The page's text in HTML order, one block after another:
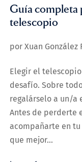
Guía completa
telescopio
por Xuan González
Elegir el
desafío. Sobre
regalárselo a un/a
Antes de perderte
acompañarte en
que mejor...